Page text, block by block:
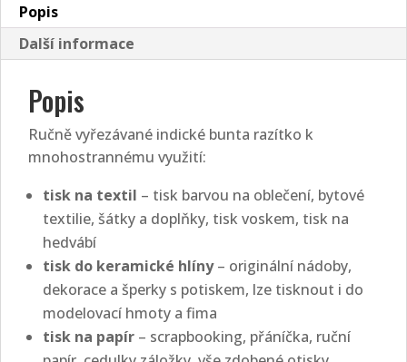
Popis
Další informace
Popis
Ručně vyřezávané indické bunta razítko k
mnohostrannému využití:
tisk na textil – tisk barvou na oblečení, bytové
textilie, šátky a doplňky, tisk voskem, tisk na
hedvábí
tisk do keramické hlíny– originální nádoby,
dekorace a šperky s potiskem, lze tisknout i do
modelovací hmoty a fima
tisk na papír – scrapbooking, přáníčka, ruční